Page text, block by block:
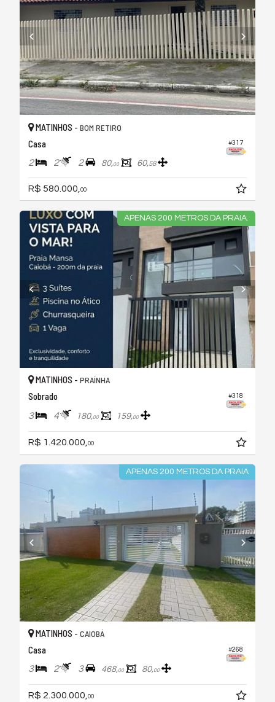
#317
MATINHOS - BOM RETIRO
Casa
2 2 2 80,00 60,58
R$ 580.000, 00
APENAS 200 METROS DA PRAIA.
#318
MATINHOS - PRAÍNHA
Sobrado
3 4 180,00 159,00
R$ 1.420.000, 00
APENAS 200 METROS DA PRAIA
#268
MATINHOS - CAIOBÁ
Casa
3 2 3 468,00 80,00
R$ 2.300.000,00